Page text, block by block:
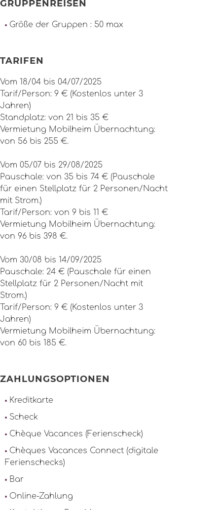
GRUPPENREISEN
Größe der Gruppen : 50 max
TARIFEN
Vom 18/04 bis 04/07/2025
Tarif/Person: 9 € (Kostenlos unter 3
Jahren)
Standplatz: von 21 bis 35 €
Vermietung Mobilheim Übernachtung:
von 56 bis 255 €.
Vom 05/07 bis 29/08/2025
Pauschale: von 35 bis 74 € (Pauschale
für einen Stellplatz für 2 Personen/Nacht
mit Strom.)
Tarif/Person: von 9 bis 11 €
Vermietung Mobilheim Übernachtung:
von 96 bis 398 €.
Vom 30/08 bis 14/09/2025
Pauschale: 24 € (Pauschale für einen
Stellplatz für 2 Personen/Nacht mit
Strom.)
Tarif/Person: 9 € (Kostenlos unter 3
Jahren)
Vermietung Mobilheim Übernachtung:
von 60 bis 185 €.
ZAHLUNGSOPTIONEN
Kreditkarte
Scheck
Chèque Vacances (Ferienscheck)
Chèques Vacances Connect (digitale
Ferienschecks)
Bar
Online-Zahlung